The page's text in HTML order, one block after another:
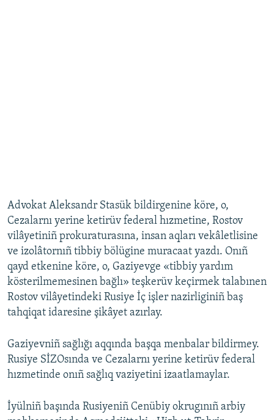
Advokat Aleksandr Stasük bildirgenine köre, o,
Cezalarnı yerine ketirüv federal hızmetine, Rostov
vilâyetiniñ prokuraturasına, insan aqları vekâletlisine
ve izolâtornıñ tibbiy bölügine muracaat yazdı. Onıñ
qayd etkenine köre, o, Gaziyevge «tibbiy yardım
kösterilmemesinen bağlı» teşkerüv keçirmek talabınen
Rostov vilâyetindeki Rusiye İç işler nazirliginiñ baş
tahqiqat idaresine şikâyet azırlay.
Gaziyevniñ sağlığı aqqında başqa menbalar bildirmey.
Rusiye SİZOsında ve Cezalarnı yerine ketirüv federal
hızmetinde onıñ sağlıq vaziyetini izaatlamaylar.
İyülniñ başında Rusiyeniñ Cenübiy okrugınıñ arbiy